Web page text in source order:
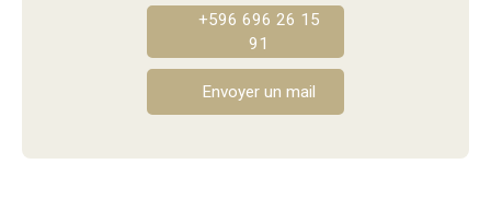
+596 696 26 15
91
Envoyer un mail